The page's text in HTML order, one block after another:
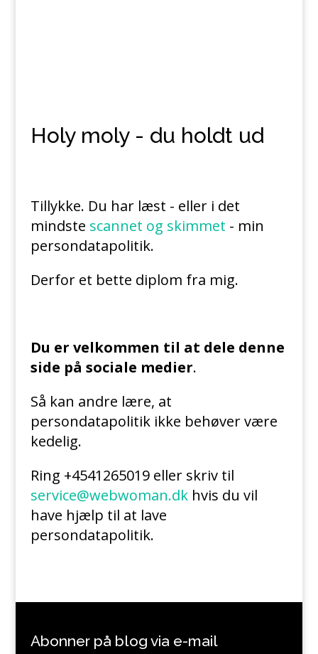
Holy moly - du holdt ud
Tillykke. Du har læst - eller i det
mindste scannet og skimmet - min
persondatapolitik.
Derfor et bette diplom fra mig.
Du er velkommen til at dele denne
side på sociale medier.
Så kan andre lære, at
persondatapolitik ikke behøver være
kedelig.
Ring +4541265019 eller skriv til
service@webwoman.dkhvis du vil
have hjælp til at lave
persondatapolitik.
Abonner på blog via e-mail